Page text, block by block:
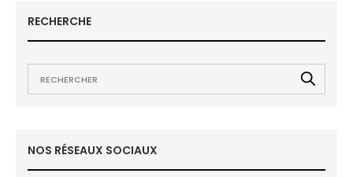
RECHERCHE
NOS RÉSEAUX SOCIAUX